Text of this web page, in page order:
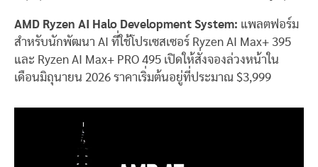
AMD Ryzen AI Halo Development System: แพลตฟอร์ม
สำหรับนักพัฒนา AI ที่ใช้โปรเซสเซอร์ Ryzen AI Max+ 395
และ Ryzen AI Max+ PRO 495 เปิดให้สั่งจองล่วงหน้าใน
เดือนมิถุนายน 2026 ราคาเริ่มต้นอยู่ที่ประมาณ $3,999